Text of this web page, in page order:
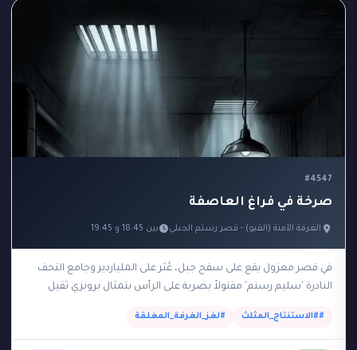
#4547
صرخة في فراغ العاصفة
الغرفة الآمنة (القبو) - قصر رستم الجبلي بين 18:45 و 19:45
في قصر معزول يقع على سفح جبل، عُثر على الملياردير وجامع التحف
النادرة 'سليم رستم' مقتولاً بضربة على الرأس بتمثال برونزي ثقيل
##الاستنتاج_المثلث #لغز_الغرفة_المغلقة